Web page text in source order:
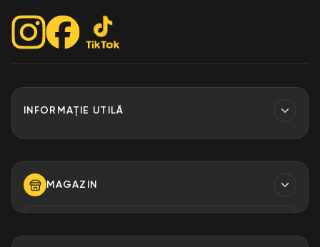
INFORMAȚIE UTILĂ
Despre Noi
MAGAZIN
+373 79 923 304